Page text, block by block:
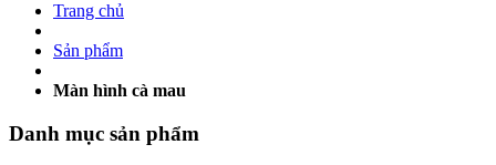
Trang chủ
Sản phẩm
Màn hình cà mau
Danh mục sản phẩm